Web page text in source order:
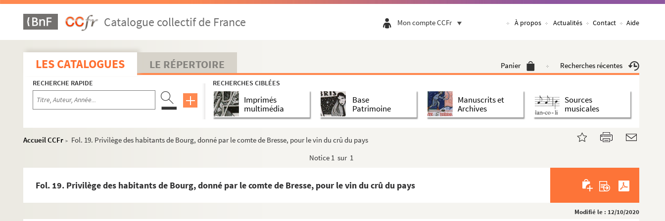
Catalogue collectif de France Mon compte CCFr À propos Actualités Contact Aide
LES CATALOGUES LE RÉPERTOIRE Panier Recherches récentes
RECHERCHE RAPIDE RECHERCHES CIBLÉES
Imprimés
multimédia
Base
Patrimoine
Manuscrits et
Archives
Sources
musicales
Accueil CCFr >
Fol. 19. Privilège des habitants de Bourg, donné par le comte de Bresse, pour le vin du crû du pays
Notice 1 sur 1
Fol. 19. Privilège des habitants de Bourg, donné par le comte de Bresse, pour le vin du crû du pays
Modifié le : 12/10/2020